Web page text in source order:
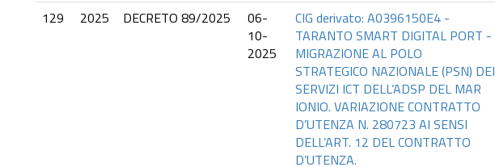
129 2025 DECRETO 89/2025
06-
10-
2025
CIG derivato: A0396150E4 -
TARANTO SMART DIGITAL PORT -
MIGRAZIONE AL POLO
STRATEGICO NAZIONALE (PSN) DEI
SERVIZI ICT DELL’ADSP DEL MAR
IONIO. VARIAZIONE CONTRATTO
D’UTENZA N. 280723 AI SENSI
DELL’ART. 12 DEL CONTRATTO
D’UTENZA.